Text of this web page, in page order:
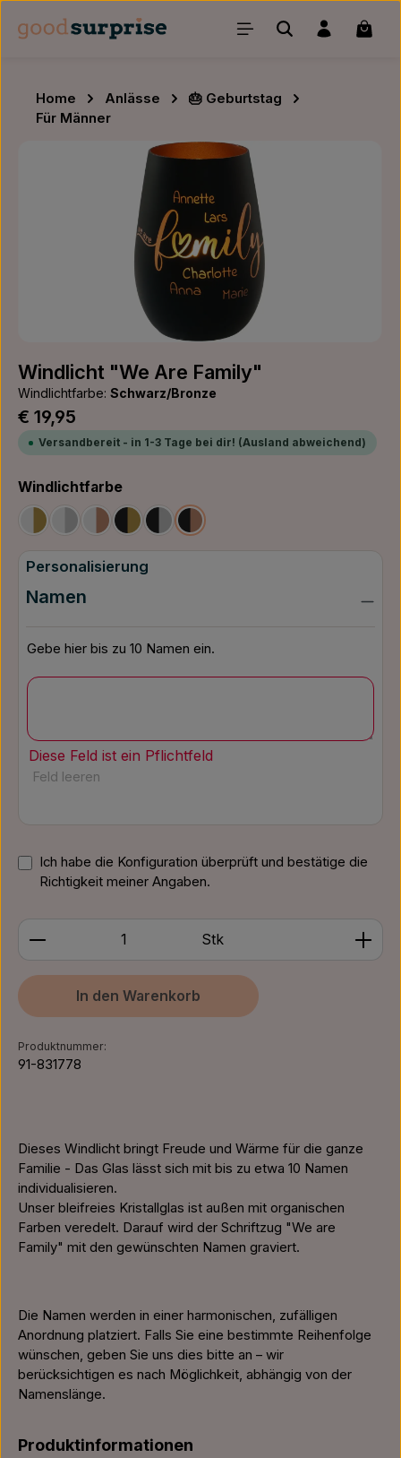
Zum Hauptinhalt springen
Home Anlässe
🎂 Geburtstag
Für Männer
Bildergalerie überspringen
Windlicht "We Are Family"
Windlichtfarbe: Schwarz/Bronze
Regulärer Preis:
€ 19,95
Versandbereit - in 1-3 Tage bei dir! (Ausland abweichend)
Windlichtfarbeauswählen
Weiß/GoldWeiß/Silber
Weiß/Bronze
Schwarz/Gold
Schwarz/Silber
Schwarz/Bronze
Personalisierung
Namen
Gebe hier bis zu 10 Namen ein.
Diese Feld ist ein Pflichtfeld
Feld leeren
Ich habe die Konfiguration überprüft und bestätige die
Richtigkeit meiner Angaben.
Produkt Anzahl: Gib den gewünschten Wert ein
Stk
In den Warenkorb
Produktnummer:
91-831778
Dieses Windlicht bringt Freude und Wärme für die ganze
Familie - Das Glas lässt sich mit bis zu etwa 10 Namen
individualisieren.
Unser bleifreies Kristallglas ist außen mit organischen
Farben veredelt. Darauf wird der Schriftzug "We are
Family" mit den gewünschten Namen graviert.
Die Namen werden in einer harmonischen, zufälligen
Anordnung platziert. Falls Sie eine bestimmte Reihenfolge
wünschen, geben Sie uns dies bitte an – wir
berücksichtigen es nach Möglichkeit, abhängig von der
Namenslänge.
Produktinformationen